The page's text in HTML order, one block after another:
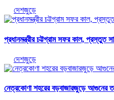
দেশজুড়ে
প্রধানমন্ত্রীর চট্টগ্রাম সফর কাল, প্রস্তুত
দেশজুড়ে
নেত্রকোণা শহরের বড়বাজারজুড়ে আগুনের